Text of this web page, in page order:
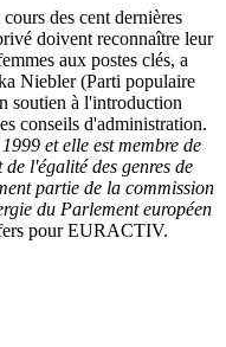
des cent dernières
doivent reconnaître leur
aux postes clés, a
Niebler (Parti populaire
soutien à l'introduction
conseils d'administration.
et elle est membre de
l'égalité des genres de
partie de la commission
du Parlement européen
pour EURACTIV.